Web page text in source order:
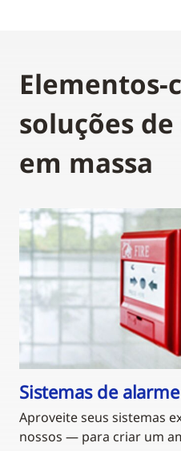
Elementos-
soluções
em massa
Sistemas de
Aproveite seus sistemas
nossos — para criar um